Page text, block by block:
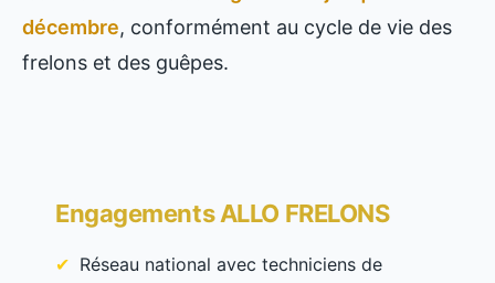
décembre, conformément au cycle de vie des
frelons et des guêpes.
Engagements ALLO FRELONS
Réseau national avec techniciens de